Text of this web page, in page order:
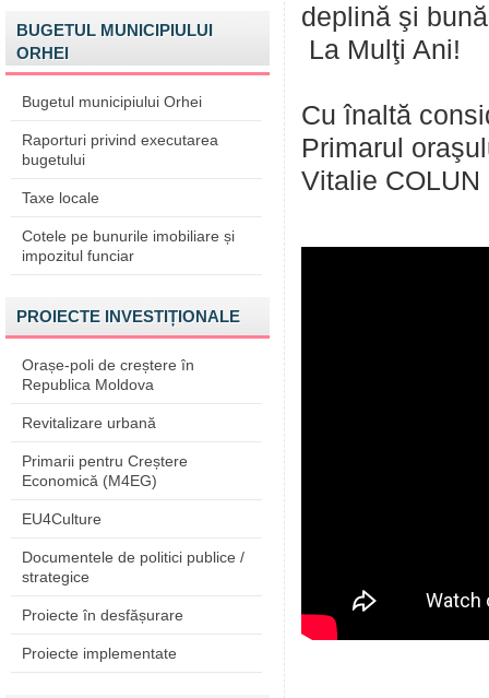
BUGETUL MUNICIPIULUI
ORHEI
Bugetul municipiului Orhei
Raporturi privind executarea
bugetului
Taxe locale
Cotele pe bunurile imobiliare și
impozitul funciar
PROIECTE INVESTIȚIONALE
Orașe-poli de creștere în
Republica Moldova
Revitalizare urbană
Primarii pentru Creștere
Economică (M4EG)
EU4Culture
Documentele de politici publice /
strategice
Proiecte în desfășurare
Proiecte implementate
deplină şi
La Mulţi Ani!
Cu înaltă
Primarul
Vitalie COLUN